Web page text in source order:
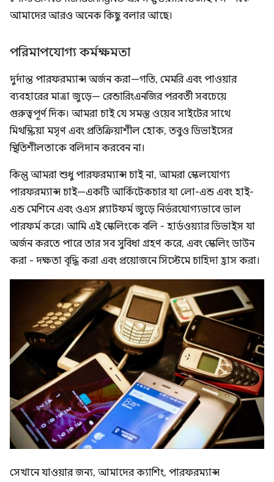
আমাদের আরও অনেক কিছু বলার আছে।
পরিমাপযোগ্য কর্মক্ষমতা
দুর্দান্ত পারফরম্যান্স অর্জন করা—গতি, মেমরি এবং পাওয়ার
ব্যবহারের মাত্রা জুড়ে— রেন্ডারিংএনজির পরবর্তী সবচেয়ে
গুরুত্বপূর্ণ দিক। আমরা চাই যে সমস্ত ওয়েব সাইটের সাথে
মিথস্ক্রিয়া মসৃণ এবং প্রতিক্রিয়াশীল হোক, তবুও ডিভাইসের
স্থিতিশীলতাকে বলিদান করবেন না।
কিন্তু আমরা শুধু পারফরম্যান্স চাই না, আমরা স্কেলযোগ্য
পারফরম্যান্স চাই—একটি আর্কিটেকচার যা লো-এন্ড এবং হাই-
এন্ড মেশিনে এবং ওএস প্ল্যাটফর্ম জুড়ে নির্ভরযোগ্যভাবে ভাল
পারফর্ম করে। আমি এই স্কেলিংকে বলি - হার্ডওয়্যার ডিভাইস যা
অর্জন করতে পারে তার সব সুবিধা গ্রহণ করে, এবং স্কেলিং ডাউন
করা - দক্ষতা বৃদ্ধি করা এবং প্রয়োজনে সিস্টেমে চাহিদা হ্রাস করা।
সেখানে যাওয়ার জন্য, আমাদের ক্যাশিং, পারফরম্যান্স